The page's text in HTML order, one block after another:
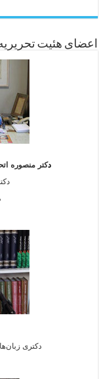
اعضای هئیت
دکتر منصوره
دکتری